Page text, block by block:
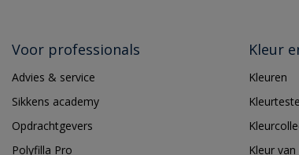
Voor professionals
Advies & service
Sikkens academy
Opdrachtgevers
Polyfilla Pro
Kleur
Kleuren
Kleur